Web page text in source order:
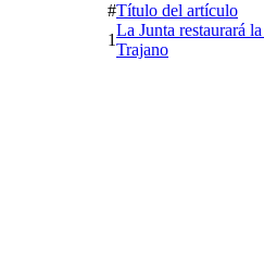
#Título del artículo
1
La Junta restaurará
Trajano